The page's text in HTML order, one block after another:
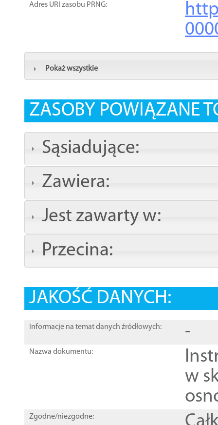
Adres URI zasobu PRNG:
Pokaż wszystkie
ZASOBY POWIĄZANE
Sąsiadujące:
Zawiera:
Jest zawarty w:
Przecina:
JAKOŚĆ DANYCH:
Informacje na temat danych źródłowych: -
Nazwa dokumentu:
w
Zgodne/niezgodne: